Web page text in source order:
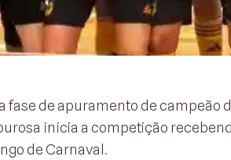
fase de apuramento de campeão
inicia a competição
de Carnaval.